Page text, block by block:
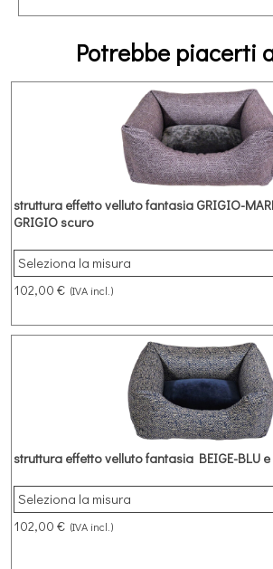
Potrebbe piacerti
struttura effetto velluto fantasia GRIGIO-
GRIGIO scuro
102,00 € (IVA incl.)
struttura effetto velluto fantasia BEIGE-BLU
102,00 € (IVA incl.)